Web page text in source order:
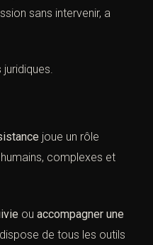
sans intervenir, a
joue un rôle
complexes et
ou accompagner une
dispose de tous les outils